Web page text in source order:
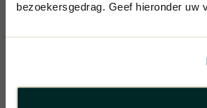
bezoekersgedrag. Geef hieronder uw